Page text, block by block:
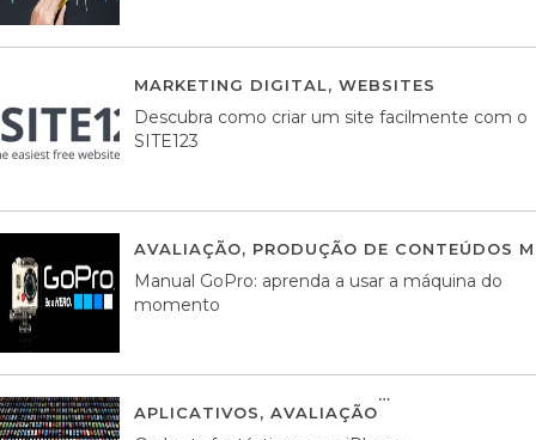
MARKETING DIGITAL, WEBSITES
Descubra como criar um site facilmente com o
SITE123
AVALIAÇÃO, PRODUÇÃO DE CONTEÚDOS
Manual GoPro: aprenda a usar a máquina do
momento
APLICATIVOS, AVALIAÇÃO